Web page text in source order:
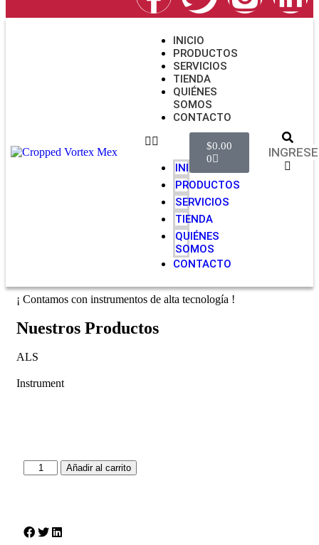
INICIO
PRODUCTOS
SERVICIOS
TIENDA
QUIÉNES
SOMOS
CONTACTO
INICIO
PRODUCTOS
SERVICIOS
TIENDA
QUIÉNES
SOMOS
CONTACTO
$0.00
0
¡ Contamos con instrumentos de alta tecnología !
Nuestros Productos
ALS
Instrument
Añadir al carrito